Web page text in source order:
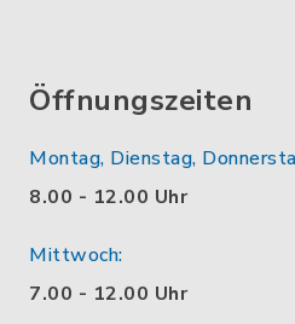
Öffnungszeiten
Montag, Dienstag,
8.00 - 12.00 Uhr
Mittwoch:
7.00 - 12.00 Uhr